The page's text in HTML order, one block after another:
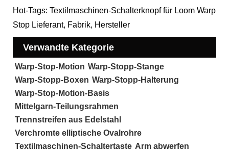
Hot-Tags: Textilmaschinen-Schalterknopf für Loom Warp
Stop Lieferant, Fabrik, Hersteller
Verwandte Kategorie
Warp-Stop-Motion Warp-Stopp-Stange
Warp-Stopp-Boxen Warp-Stopp-Halterung
Warp-Stop-Motion-Basis
Mittelgarn-Teilungsrahmen
Trennstreifen aus Edelstahl
Verchromte elliptische Ovalrohre
Textilmaschinen-Schaltertaste Arm abwerfen